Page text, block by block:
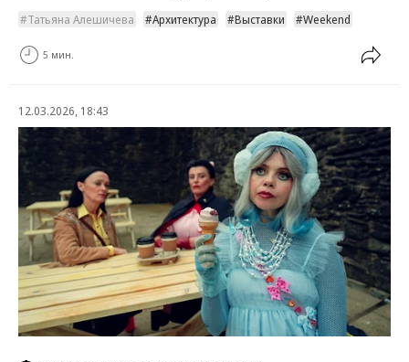
Татьяна Алешичева Архитектура Выставки Weekend
5 мин.
12.03.2026, 18:43